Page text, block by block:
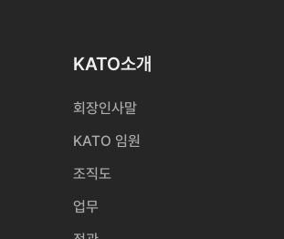
KATO소개
회장인사말
KATO 임원
조직도
업무